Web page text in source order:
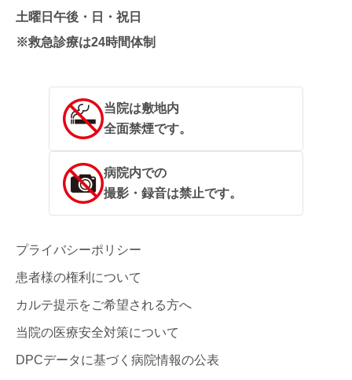
土曜日午後・日・祝日
※救急診療は24時間体制
当院は敷地内
全面禁煙です。
病院内での
撮影・録音は禁止です。
プライバシーポリシー
患者様の権利について
カルテ提示をご希望される方へ
当院の医療安全対策について
DPCデータに基づく病院情報の公表